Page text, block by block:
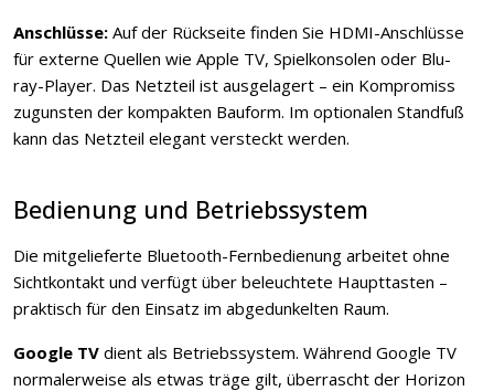
Anschlüsse: Auf der Rückseite finden Sie HDMI-Anschlüsse
für externe Quellen wie Apple TV, Spielkonsolen oder Blu-
ray-Player. Das Netzteil ist ausgelagert – ein Kompromiss
zugunsten der kompakten Bauform. Im optionalen Standfuß
kann das Netzteil elegant versteckt werden.
Bedienung und Betriebssystem
Die mitgelieferte Bluetooth-Fernbedienung arbeitet ohne
Sichtkontakt und verfügt über beleuchtete Haupttasten –
praktisch für den Einsatz im abgedunkelten Raum.
Google TV dient als Betriebssystem. Während Google TV
normalerweise als etwas träge gilt, überrascht der Horizon